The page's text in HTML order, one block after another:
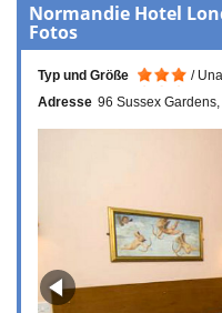
Normandie Hotel
Fotos
Typ und Größe
Adresse 96 Sussex Gardens